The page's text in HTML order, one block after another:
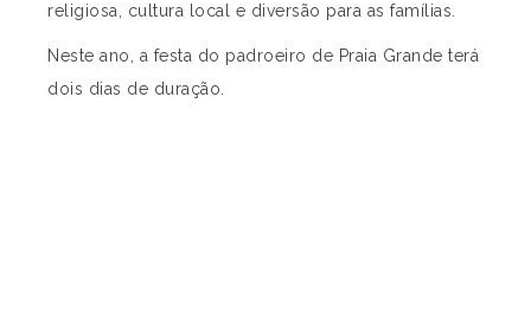
religiosa, cultura local e diversão para as famílias.
Neste ano, a festa do padroeiro de Praia Grande terá
dois dias de duração.